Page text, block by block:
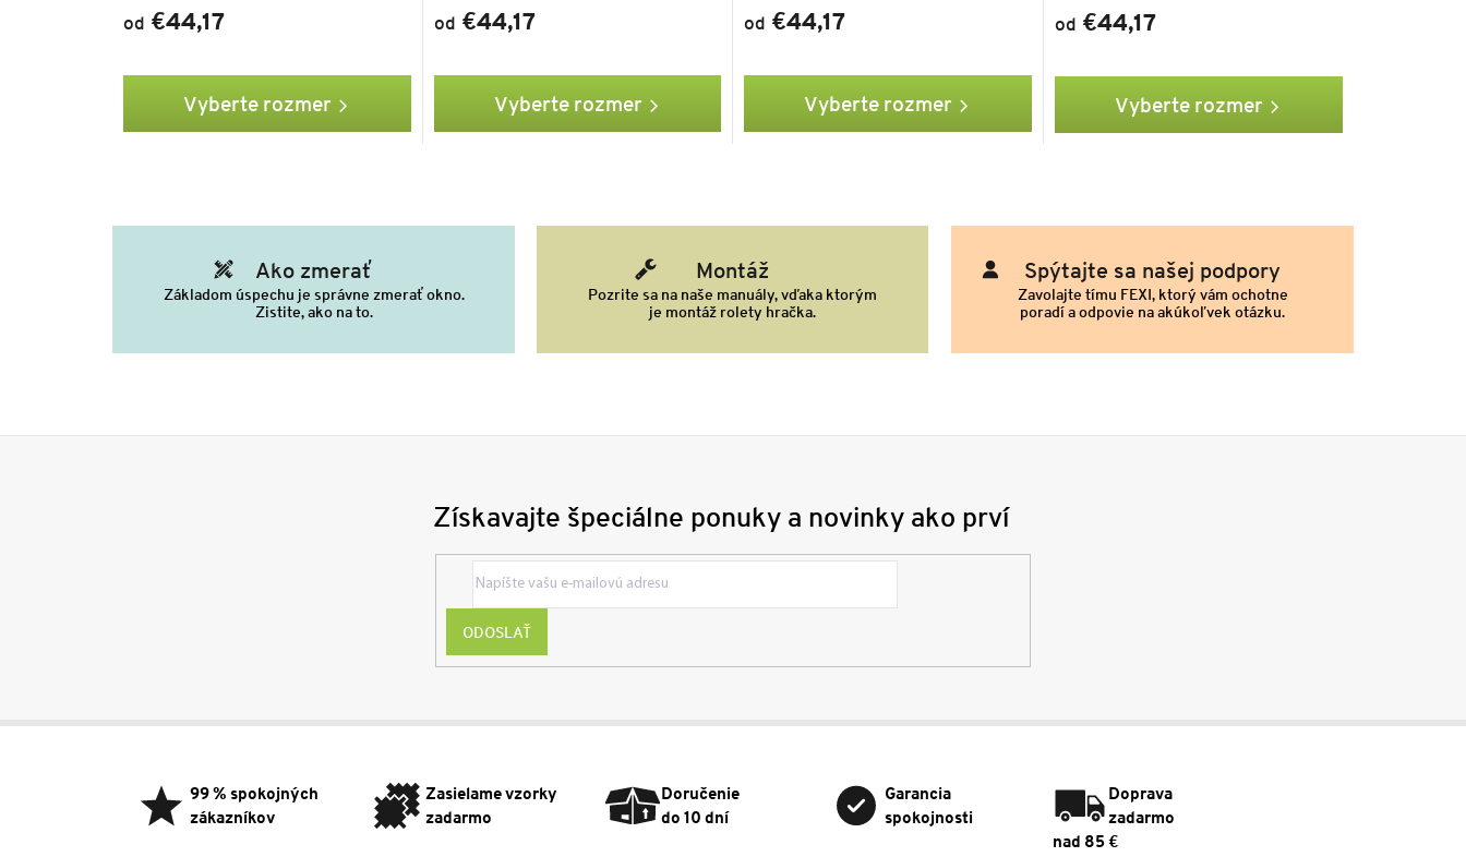
od €44,17
Vyberte rozmer
od €44,17
Vyberte rozmer
od €44,17
Vyberte rozmer
od €44,17
Vyberte rozmer
Ako zmerať
Základom úspechu je správne zmerať okno.
Zistite, ako na to.
Montáž
Pozrite sa na naše manuály, vďaka ktorým
je montáž rolety hračka.
Spýtajte sa našej podpory
Zavolajte tímu FEXI, ktorý vám ochotne
poradí a odpovie na akúkoľvek otázku.
Získavajte špeciálne ponuky a novinky ako prví
ODOSLAŤ
99 % spokojných
zákazníkov
Zasielame vzorky
zadarmo
Doručenie
do 10 dní
Garancia
spokojnosti
Doprava
zadarmo
nad 85 €